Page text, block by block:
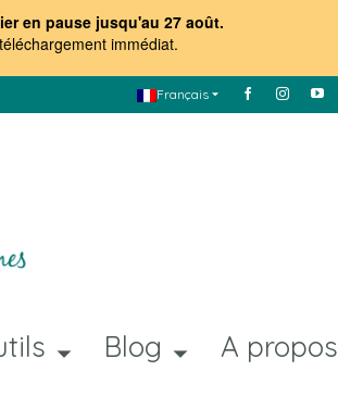
en pause jusqu'au 27 août.
immédiat.
Français
Blog A propos